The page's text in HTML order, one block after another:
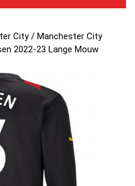
City/ Manchester City
2022-23 Lange Mouw